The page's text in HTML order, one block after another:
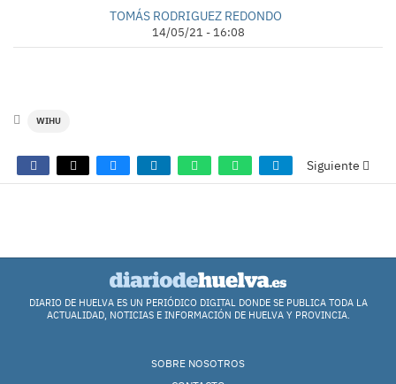
TOMÁS RODRIGUEZ REDONDO
14/05/21 - 16:08
WIHU
Siguiente
DIARIO DE HUELVA ES UN PERIÓDICO DIGITAL DONDE SE PUBLICA TODA LA
ACTUALIDAD, NOTICIAS E INFORMACIÓN DE HUELVA Y PROVINCIA.
SOBRE NOSOTROS